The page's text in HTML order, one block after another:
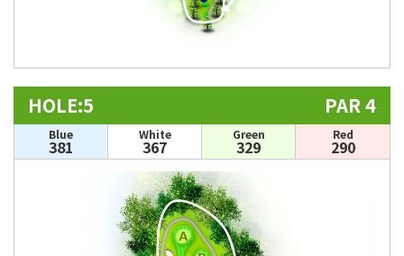
HOLE:5 PAR 4
Blue
381
White
367
Green
329
Red
290